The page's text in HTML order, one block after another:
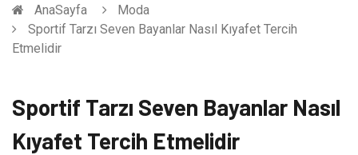
AnaSayfa
Moda
Sportif Tarzı Seven Bayanlar Nasıl Kıyafet Tercih
Etmelidir
Sportif Tarzı Seven Bayanlar Nasıl
Kıyafet Tercih Etmelidir